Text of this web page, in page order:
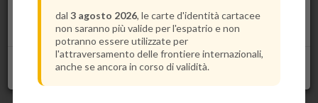
dal 3 agosto 2026, le carte d'identità cartacee
non saranno più valide per l'espatrio e non
potranno essere utilizzate per
l'attraversamento delle frontiere internazionali,
anche se ancora in corso di validità.